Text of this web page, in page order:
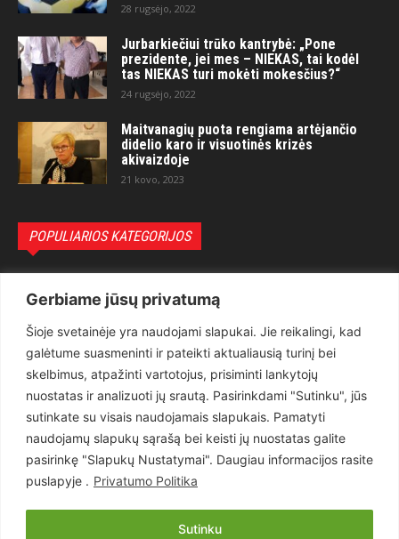
Gerbiame jūsų privatumą
Šioje svetainėje yra naudojami slapukai. Jie reikalingi, kad
galėtume suasmeninti ir pateikti aktualiausią turinį bei
skelbimus, atpažinti vartotojus, prisiminti lankytojų
nuostatas ir analizuoti jų srautą. Pasirinkdami "Sutinku", jūs
sutinkate su visais naudojamais slapukais. Pamatyti
naudojamų slapukų sąrašą bei keisti jų nuostatas galite
pasirinkę "Slapukų Nustatymai". Daugiau informacijos rasite
puslapyje . Privatumo Politika
Sutinku
28 rugsėjo, 2022
Jurbarkiečiui trūko kantrybė: „Pone
prezidente, jei mes – NIEKAS, tai kodėl
tas NIEKAS turi mokėti mokesčius?“
24 rugsėjo, 2022
Maitvanagių puota rengiama artėjančio
didelio karo ir visuotinės krizės
akivaizdoje
21 kovo, 2023
POPULIARIOS KATEGORIJOS
Teisėsauga
1497
Aktualu
Lietuva
619
Pasaulis
Статьи на русском
Articles in english